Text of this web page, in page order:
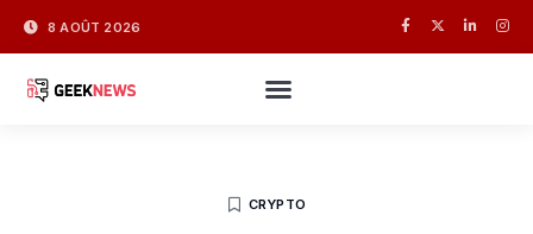
8 AOÛT 2026
CRYPTO